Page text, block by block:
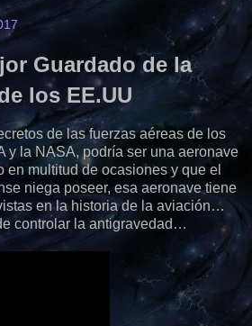
Guardado de la
los EE.UU
de las fuerzas aéreas de los
y la NASA, podría ser una aeronave
en multitud de ocasiones y que el
niega poseer, esa aeronave tiene
en la historia de la aviación…
controlar la antigravedad…